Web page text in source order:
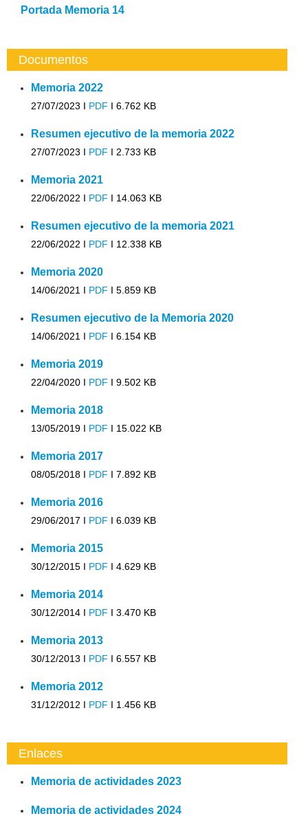
Portada Memoria 14
Documentos
Memoria 2022
27/07/2023 I PDF I 6.762 KB
Resumen ejecutivo de la memoria 2022
27/07/2023 I PDF I 2.733 KB
Memoria 2021
22/06/2022 I PDF I 14.063 KB
Resumen ejecutivo de la memoria 2021
22/06/2022 I PDF I 12.338 KB
Memoria 2020
14/06/2021 I PDF I 5.859 KB
Resumen ejecutivo de la Memoria 2020
14/06/2021 I PDF I 6.154 KB
Memoria 2019
22/04/2020 I PDF I 9.502 KB
Memoria 2018
13/05/2019 I PDF I 15.022 KB
Memoria 2017
08/05/2018 I PDF I 7.892 KB
Memoria 2016
29/06/2017 I PDF I 6.039 KB
Memoria 2015
30/12/2015 I PDF I 4.629 KB
Memoria 2014
30/12/2014 I PDF I 3.470 KB
Memoria 2013
30/12/2013 I PDF I 6.557 KB
Memoria 2012
31/12/2012 I PDF I 1.456 KB
Enlaces
Memoria de actividades 2023
Memoria de actividades 2024